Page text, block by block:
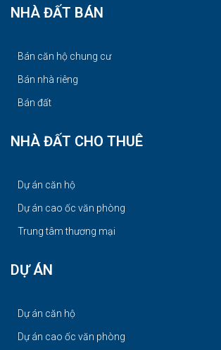
NHÀ ĐẤT BÁN
Bán căn hộ chung cư
Bán nhà riêng
Bán đất
NHÀ ĐẤT CHO THUÊ
Dự án căn hộ
Dự án cao ốc văn phòng
Trung tâm thương mại
DỰ ÁN
Dự án căn hộ
Dự án cao ốc văn phòng